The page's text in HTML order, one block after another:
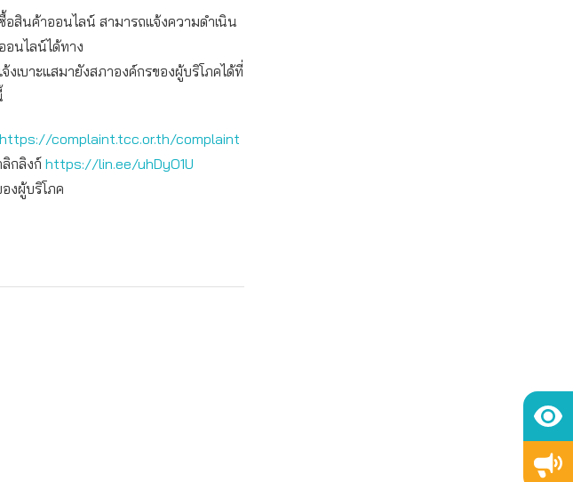
สินค้าออนไลน์ สามารถแจ้งความดำเนิน
นไลน์ได้ทาง
งเบาะแสมายังสภาองค์กรของผู้บริโภคได้ที่
https://complaint.tcc.or.th/complaint
กลิงก์ https://lin.ee/uhDyO1U
งผู้บริโภค